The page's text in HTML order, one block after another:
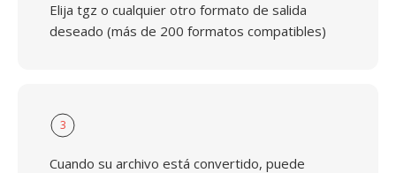
Elija tgz o cualquier otro formato de salida
deseado (más de 200 formatos compatibles)
3
Cuando su archivo está convertido, puede